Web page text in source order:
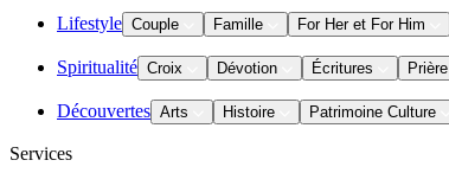
Lifestyle Couple Famille For Her et For Him
Spiritualité Croix Dévotion Écritures Prière
Découvertes Arts Histoire Patrimoine Culture
Services